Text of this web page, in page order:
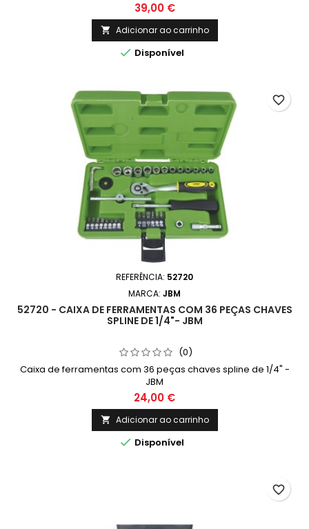
39,00 €
 Adicionar ao carrinho
 Disponível
REFERÊNCIA: 52720
MARCA: JBM
52720 - CAIXA DE FERRAMENTAS COM 36 PEÇAS CHAVES
SPLINE DE 1/4"- JBM
(0)
Caixa de ferramentas com 36 peças chaves spline de 1/4" -
JBM
24,00 €
 Adicionar ao carrinho
 Disponível
favorite_border
favorite_border